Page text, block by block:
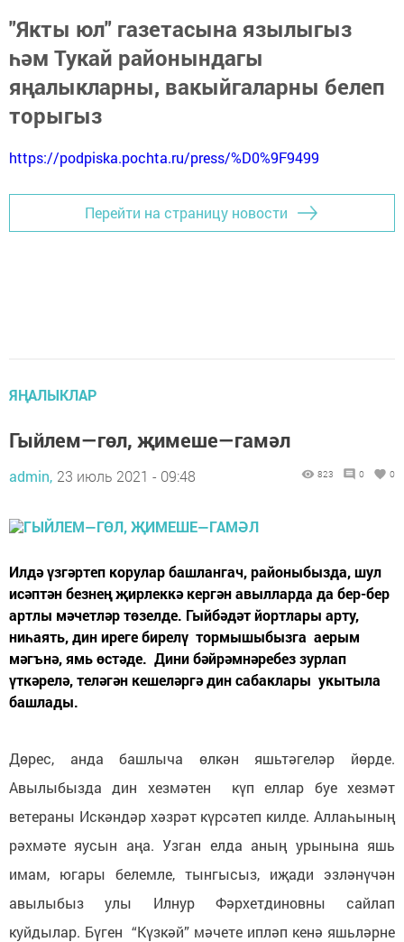
"Якты юл" газетасына язылыгыз
һәм Тукай районындагы
яңалыкларны, вакыйгаларны белеп
торыгыз
https://podpiska.pochta.ru/press/%D0%9F9499
Перейти на страницу новости
ЯҢАЛЫКЛАР
Гыйлем—гөл, җимеше—гамәл
admin, 23 июль 2021 - 09:48 823 0 0
Илдә үзгәртеп корулар башлангач, районыбызда, шул
исәптән безнең җирлеккә кергән авылларда да бер-бер
артлы мәчетләр төзелде. Гыйбәдәт йортлары арту,
ниһаять, дин иреге бирелү тормышыбызга аерым
мәгънә, ямь өстәде. Дини бәйрәмнәребез зурлап
үткәрелә, теләгән кешеләргә дин сабаклары укытыла
башлады.
Дөрес, анда башлыча өлкән яшьтәгеләр йөрде.
Авылыбызда дин хезмәтен күп еллар буе хезмәт
ветераны Искәндәр хәзрәт күрсәтеп килде. Аллаһының
рәхмәте яусын аңа. Узган елда аның урынына яшь
имам, югары белемле, тынгысыз, иҗади эзләнүчән
авылыбыз улы Илнур Фәрхетдиновны сайлап
куйдылар. Бүген “Күзкәй” мәчете ипләп кенә яшьләрне